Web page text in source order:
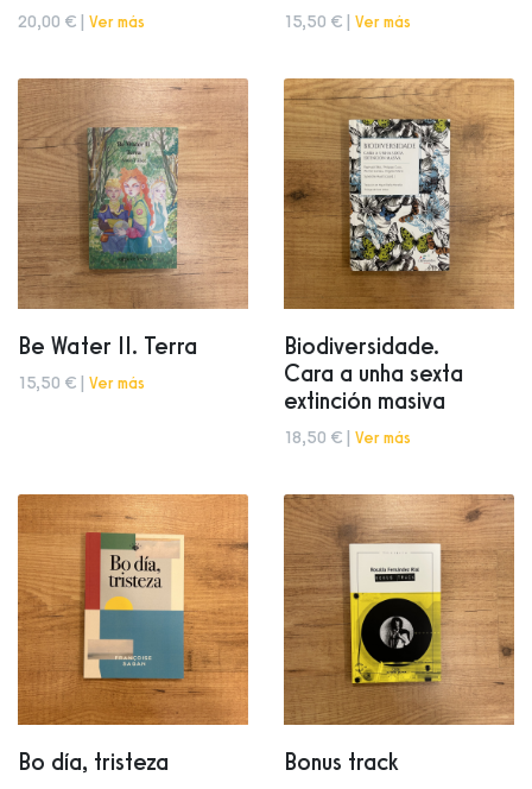
20,00 € | Ver más 15,50 € | Ver más
Be Water II. Terra
15,50 € | Ver más
Biodiversidade.
Cara a unha sexta
extinción masiva
18,50 € | Ver más
Bo día, tristeza Bonus track